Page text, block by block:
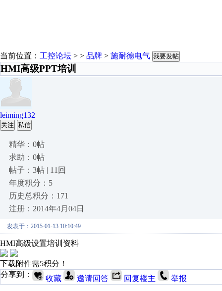
当前位置： 工控论坛 > > 品牌 > 施耐德电气 我要发帖
HMI高级PPT培训
leiming132
关注 私信
精华：0帖
求助：0帖
帖子：3帖 | 11回
年度积分：5
历史总积分：171
注册：2014年4月04日
发表于：2015-01-13 10:10:49
HMI高级设置培训资料
下载附件需5积分！
分享到：
收藏 邀请回答 回复楼主 举报